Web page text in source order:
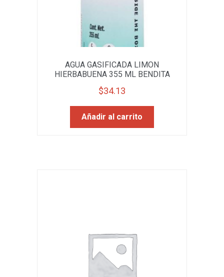
AGUA GASIFICADA LIMON
HIERBABUENA 355 ML BENDITA
$34.13
Añadir al carrito